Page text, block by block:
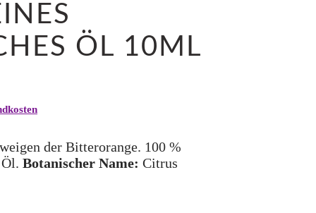
ÖL 10ML
der Bitterorange. 100 %
Botanischer Name: Citrus